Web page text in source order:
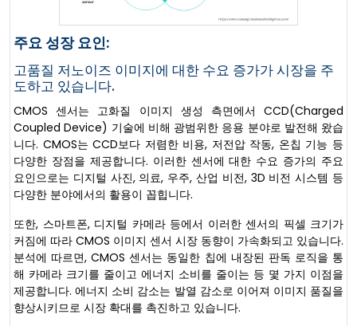
주요 성장 요인:
고품질 저노이즈 이미지에 대한 수요 증가가 시장을 주
도하고 있습니다.
CMOS 센서는 고화질 이미지 생성 측면에서 CCD(Charged
Coupled Device) 기술에 비해 광범위한 응용 분야로 발전해 왔습
니다. CMOS는 CCD보다 저렴한 비용, 저전압 작동, 온칩 기능 등
다양한 장점을 제공합니다. 이러한 센서에 대한 수요 증가의 주요
요인으로는 디지털 사진, 의료, 우주, 산업 비전, 3D 비전 시스템 등
다양한 분야에서의 활용이 꼽힙니다.
또한, 스마트폰, 디지털 카메라 등에서 이러한 센서의 픽셀 크기가
커짐에 따라 CMOS 이미지 센서 시장 동향이 가속화되고 있습니다.
분석에 따르면, CMOS 센서는 동일한 칩에 내장된 판독 로직을 통
해 카메라 크기를 줄이고 에너지 소비를 줄이는 등 몇 가지 이점을
제공합니다. 에너지 소비 감소는 발열 감소로 이어져 이미지 품질을
향상시키므로 시장 확대를 촉진하고 있습니다.